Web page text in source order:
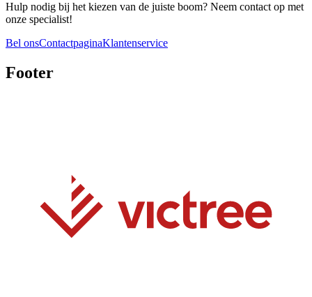
Hulp nodig bij het kiezen van de juiste boom? Neem contact op met
onze specialist!
Bel onsContactpaginaKlantenservice
Footer